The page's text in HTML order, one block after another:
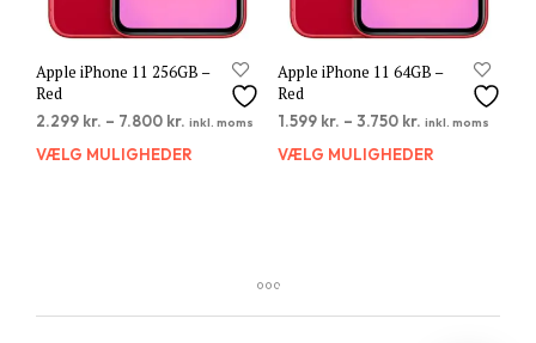
Apple iPhone 11 256GB –
Red
2.299 kr. – 7.800 kr. inkl. moms
VÆLG MULIGHEDER
Dette
Mulighederne
Apple iPhone 11 64GB –
Red
1.599 kr. – 3.750 kr. inkl. moms
VÆLG MULIGHEDER